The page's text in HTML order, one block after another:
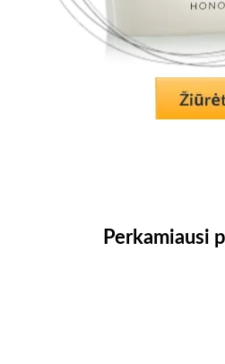
Perkamiausi